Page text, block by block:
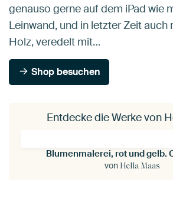
genauso gerne auf dem iPad wie
Leinwand, und in letzter Zeit auch
Holz, veredelt mit…
Shop besuchen
Entdecke die Werke von
von Hella Maas